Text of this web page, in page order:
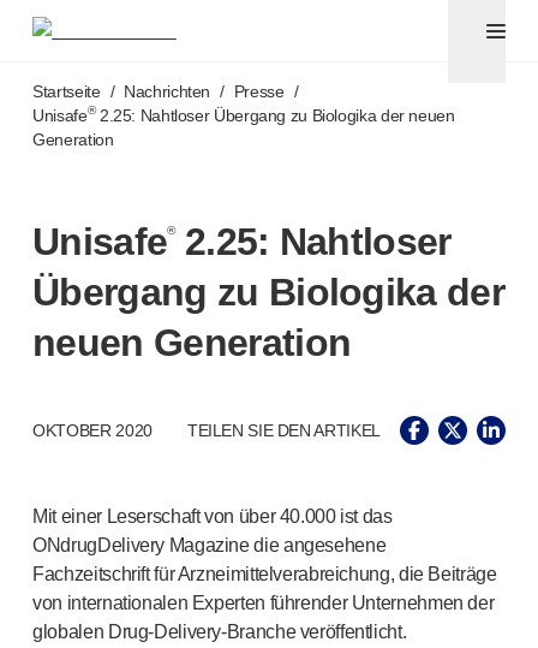
®
Unifine Pentips
Unifine Pentips Plus
Venenpunktion
Unistik ®VacuFlip
Point-of-Care-Tests
Unistik® 3
Unistik
TinyTouch
Unilet ®Stechhilfen
Unilet ®Lanzetten
Beckenbodengesundheit
Empelvic®
Amielle ®Care
Startseite / Nachrichten / Presse /
Unisafe®2.25: Nahtloser Übergang zu Biologika der neuen
Generation
Unisafe®2.25: Nahtloser
Übergang zu Biologika der
neuen Generation
OKTOBER 2020 TEILEN SIE DEN ARTIKEL
Mit einer Leserschaft von über 40.000 ist das
ONdrugDelivery Magazine die angesehene
Fachzeitschrift für Arzneimittelverabreichung, die Beiträge
von internationalen Experten führender Unternehmen der
globalen Drug-Delivery-Brancheveröffentlicht.